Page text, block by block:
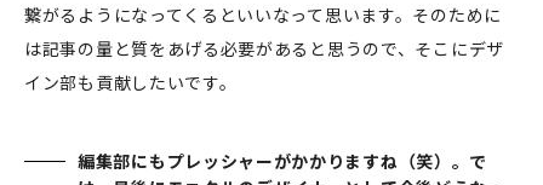
繋がるようになってくるといいなって思います。そのために
は記事の量と質をあげる必要があると思うので、そこにデザ
イン部も貢献したいです。
編集部にもプレッシャーがかかりますね（笑）。で